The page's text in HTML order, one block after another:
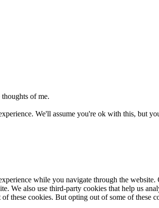
of me.
We'll assume you're ok with this, but
while you navigate through the
We also use third-party cookies that help us
these cookies. But opting out of some of these